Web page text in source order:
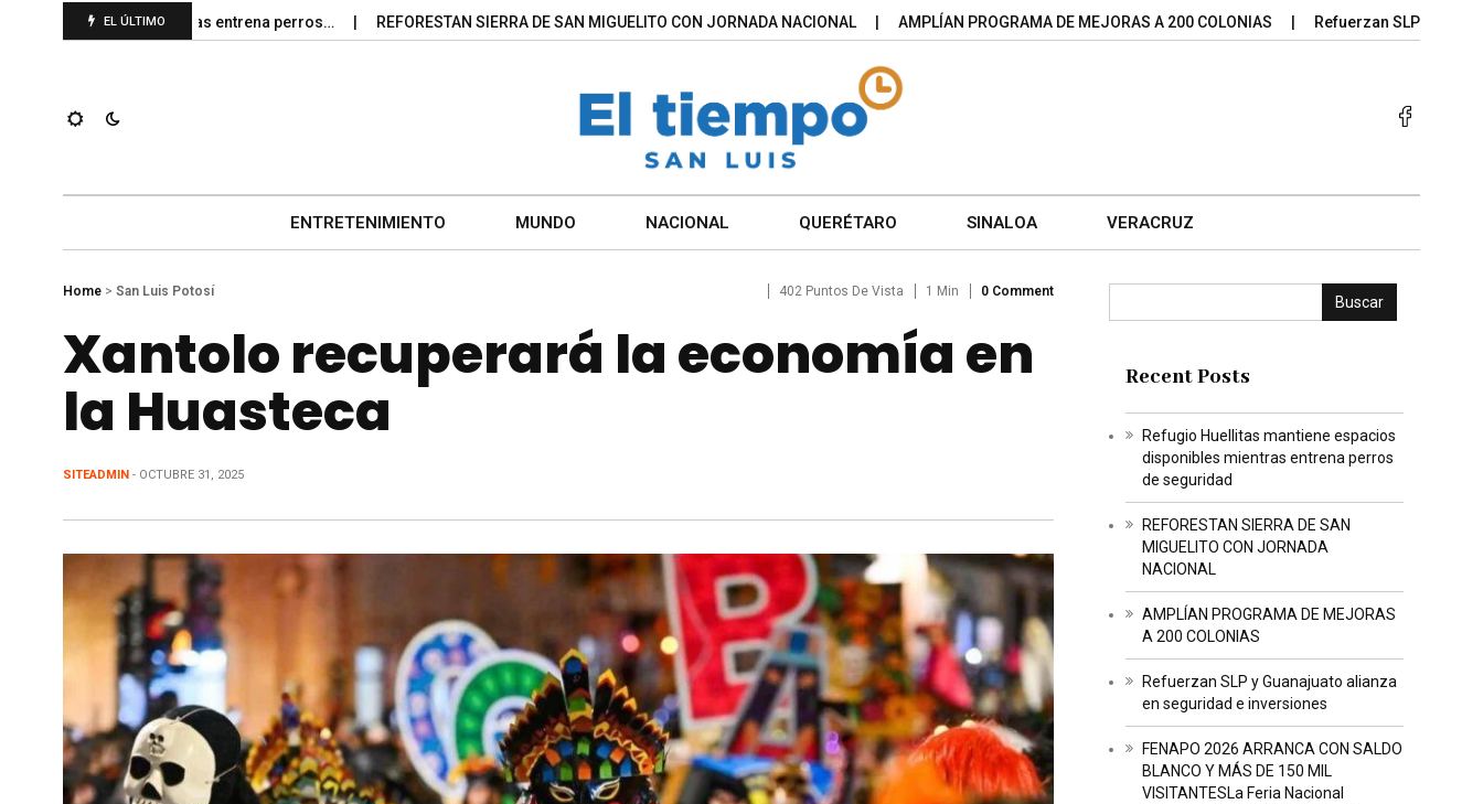
EL ÚLTIMO
mientras entrena perros… REFORESTAN SIERRA DE SAN MIGUELITO CON JORNADA NACIONAL AMPLÍAN PROGRAMA DE MEJORAS A 200 COLONIAS Refuerzan SLP y Guanajuato
ENTRETENIMIENTO MUNDO NACIONAL QUERÉTARO SINALOA VERACRUZ
Home > San Luis Potosí 402 Puntos De Vista 1 Min 0 Comment
Xantolo recuperará la economía en
la Huasteca
SITEADMIN - OCTUBRE 31, 2025
Buscar
Recent Posts
Refugio Huellitas mantiene espacios
disponibles mientras entrena perros
de seguridad
REFORESTAN SIERRA DE SAN
MIGUELITO CON JORNADA
NACIONAL
AMPLÍAN PROGRAMA DE MEJORAS
A 200 COLONIAS
Refuerzan SLP y Guanajuato alianza
en seguridad e inversiones
FENAPO 2026 ARRANCA CON SALDO
BLANCO Y MÁS DE 150 MIL
VISITANTESLa Feria Nacional